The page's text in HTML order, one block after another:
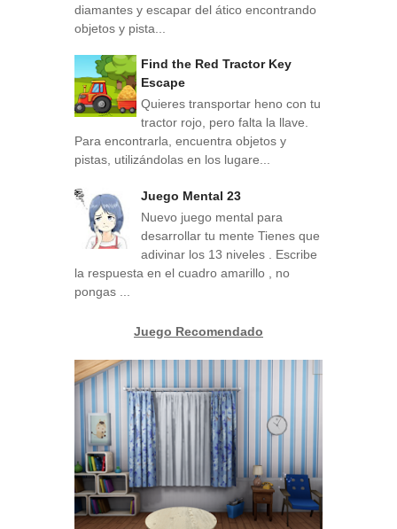
diamantes y escapar del ático encontrando
objetos y pista...
Find the Red Tractor Key
Escape
Quieres transportar heno con tu
tractor rojo, pero falta la llave.
Para encontrarla, encuentra objetos y
pistas, utilizándolas en los lugare...
Juego Mental 23
Nuevo juego mental para
desarrollar tu mente Tienes que
adivinar los 13 niveles . Escribe
la respuesta en el cuadro amarillo , no
pongas ...
Juego Recomendado